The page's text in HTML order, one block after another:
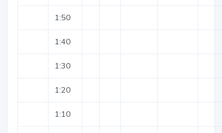
1:50
1:40
1:30
1:20
1:10